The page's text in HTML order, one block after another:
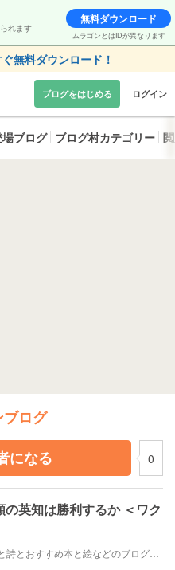
れます
無料ダウンロード
ムラゴンとはIDが異なります
無料ダウンロード！
ブログをはじめる ログイン
ブログ ブログ村カテゴリー
ログ
になる
0
の英知は勝利するか ＜ワク